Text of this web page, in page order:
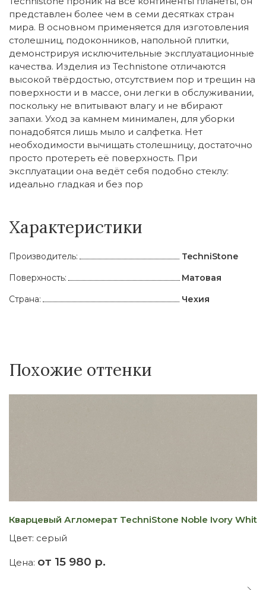
представлен более чем в семи десятках стран
мира. В основном применяется для изготовления
столешниц, подоконников, напольной плитки,
демонстрируя исключительные эксплуатационные
качества. Изделия из Technistone отличаются
высокой твёрдостью, отсутствием пор и трещин на
поверхности и в массе, они легки в обслуживании,
поскольку не впитывают влагу и не вбирают
запахи. Уход за камнем минимален, для уборки
понадобятся лишь мыло и салфетка. Нет
необходимости вычищать столешницу, достаточно
просто протереть её поверхность. При
эксплуатации она ведёт себя подобно стеклу:
идеально гладкая и без пор
Характеристики
Производитель:
TechniStone
Поверхность:
Матовая
Страна:
Чехия
Похожие оттенки
Кварцевый Агломерат TechniStone Noble Ivory White
Цвет: серый
Цена: от 15 980 р.